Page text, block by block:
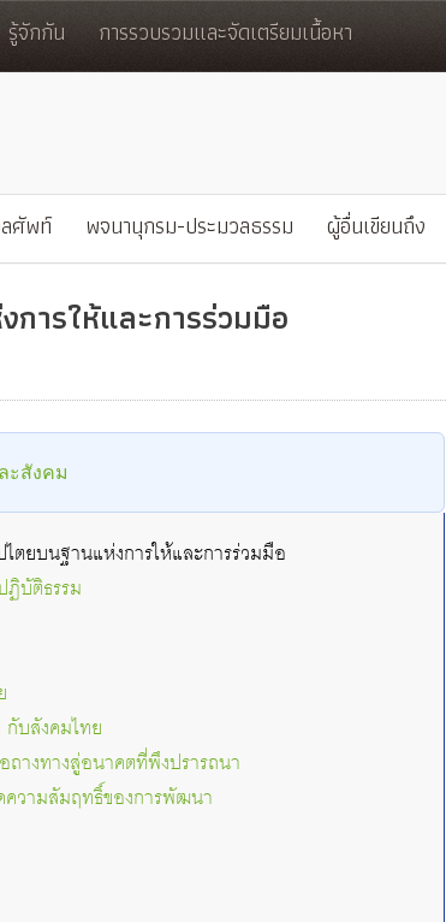
รู้จักกัน การรวบรวมและจัดเตรียมเนื้อหา
ศัพท์ พจนานุกรม-ประมวลธรรม ผู้อื่นเขียนถึง
ารให้และการร่วมมือ
ะสังคม
ตยบนฐานแห่งการให้และการร่วมมือ
บัติธรรม
บสังคมไทย
างทางสู่อนาคตที่พึงปรารถนา
ความสัมฤทธิ์ของการพัฒนา